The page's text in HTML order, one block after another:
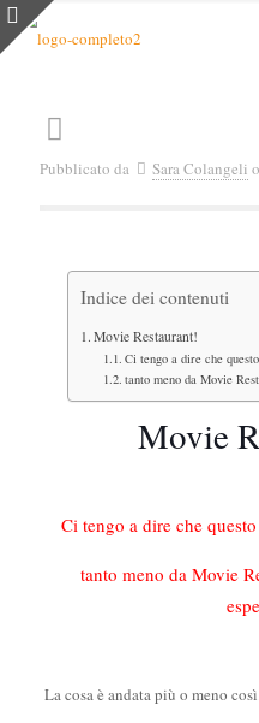
Pubblicato da Sara Colangeli
Indice dei contenuti
Movie Restaurant!
Ci tengo a dire che
tanto meno da Movie
Movie
Ci tengo a dire che
tanto meno da Movie
La cosa è andata più o meno